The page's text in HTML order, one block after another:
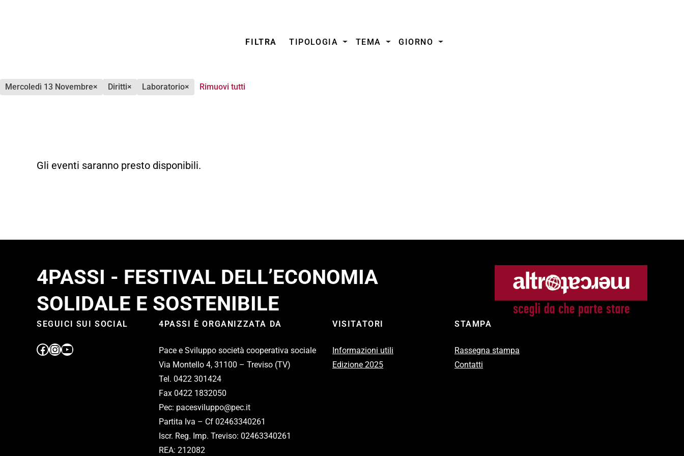
FILTRA TIPOLOGIA TEMA GIORNO
mercoledì 13 Novembre× diritti× laboratorio× Rimuovi tutti
Gli eventi saranno presto disponibili.
4PASSI - FESTIVAL DELL’ECONOMIA
SOLIDALE E SOSTENIBILE
SEGUICI SUI SOCIAL 4PASSI È ORGANIZZATA DA
Pace e Sviluppo società cooperativa sociale
Via Montello 4, 31100 – Treviso (TV)
Tel. 0422 301424
Fax 0422 1832050
Pec: pacesviluppo@pec.it
Partita Iva – Cf 02463340261
Iscr. Reg. Imp. Treviso: 02463340261
REA: 212082
VISITATORI
Informazioni utili
Edizione 2025
STAMPA
Rassegna stampa
Contatti